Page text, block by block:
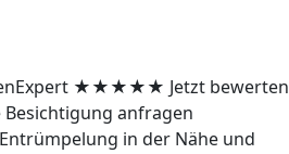
★★★★★ Jetzt bewerten
anfragen
in der Nähe und